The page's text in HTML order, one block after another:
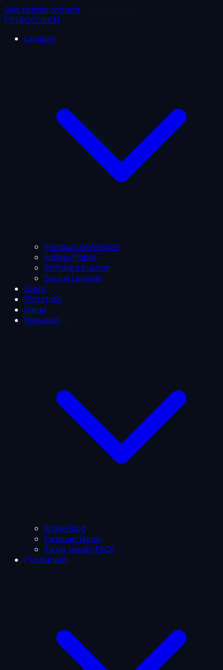
Skip to main content
PYTAGOTECH
Layanan
Pembuatan Website
Aplikasi Mobile
Software Kustom
Semua Layanan
Solusi
Portofolio
Harga
Wawasan
Artikel Blog
Panduan Teknis
Tanya Jawab (FAQ)
Perusahaan